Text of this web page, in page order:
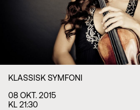
TSOs venner
Bærekraft & samfunn
TSO mot 2030
Barn & unge
TSO talent
Princess Astrid International
Jobbe hos oss
Samarbeidspartnere
Nyheter
08 OKT. 2015
KL 21:30
KLASSISK SYMFONI